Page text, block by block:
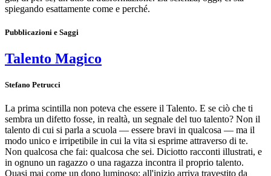
spiegando esattamente come e perché.
Pubblicazioni e Saggi
Talento Magico
Stefano Petrucci
La prima scintilla non poteva che essere il Talento. E se ciò che ti
sembra un difetto fosse, in realtà, un segnale del tuo talento? Non il
talento di cui si parla a scuola — essere bravi in qualcosa — ma il
modo unico e irripetibile in cui la vita si esprime attraverso di te.
Non qualcosa che fai: qualcosa che sei. Diciotto racconti illustrati, e
in ognuno un ragazzo o una ragazza incontra il proprio talento.
Quasi mai come un dono luminoso: all'inizio arriva travestito da